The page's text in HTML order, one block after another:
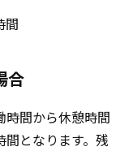
間
合
時間から休憩時間
となります。残